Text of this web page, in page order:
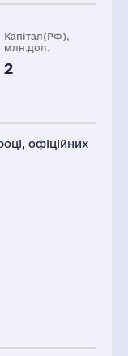
Капітал(РФ),
млн.дол.
2
офіційних